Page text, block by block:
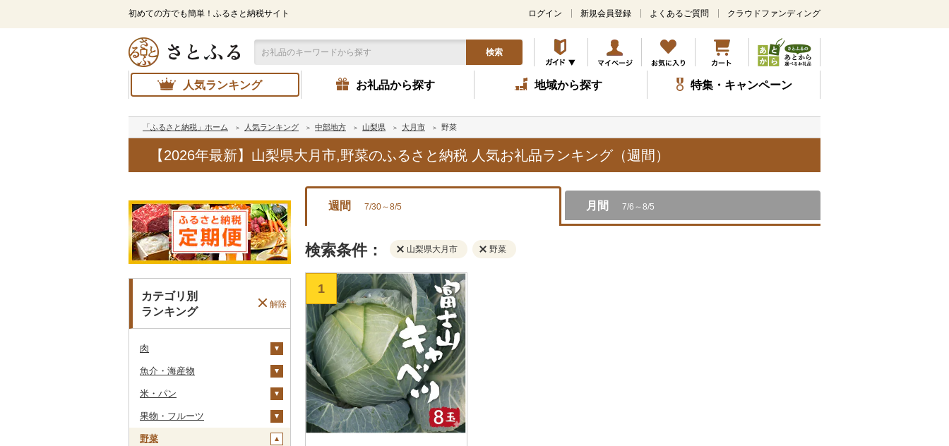
初めての方でも簡単！ふるさと納税サイト
メ
ン
コ
ン
テ
ツ
ッ
プ
ログイン 新規会員登録 よくあるご質問 クラウドファンディング
検索
人気ランキング お礼品から探す 地域から探す 特集・キャンペーン
「ふるさと納税」ホーム 人気ランキング 中部地方 山梨県 大月市 野菜
【2026年最新】山梨県大月市,野菜のふるさと納税 人気お礼品ランキング（週間）
カテゴリ別
ランキング
解除
肉
牛肉（精肉）
ステーキ
すき焼き
牛肉（加工品）
ハンバーグ
豚肉（精肉）
豚肉（加工品）
魚介・海産物
カニ
ズワイガニ
エビ
いくら
米・パン
米
雑穀
果物・フルーツ
ぶどう・マスカット
野菜
週間 7/30～8/5 月間 7/6～8/5
検索条件： 山梨県大月市 野菜
1